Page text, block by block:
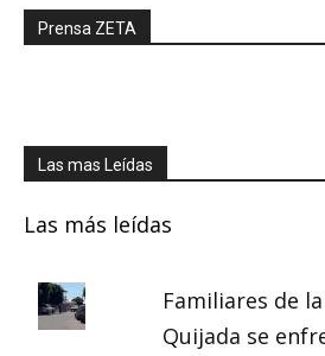
Prensa ZETA
Las mas Leídas
Las más leídas
Familiares de
Quijada se